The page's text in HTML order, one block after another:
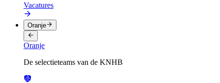
Vacatures
Oranje
Oranje
De selectieteams van de KNHB